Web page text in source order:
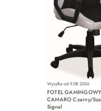
Wysyłka od 9.08.2026
FOTEL
CAMARO Czarny/
Signal